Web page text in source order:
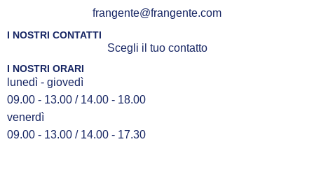
frangente@frangente.com
I NOSTRI CONTATTI
Scegli il tuo contatto
I NOSTRI ORARI
lunedì - giovedì
09.00 - 13.00 / 14.00 - 18.00
venerdì
09.00 - 13.00 / 14.00 - 17.30